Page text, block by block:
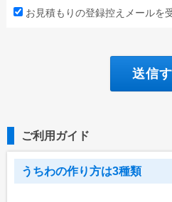
お見積もりの登録控えメールを
ご利用ガイド
うちわの作り方は3種類